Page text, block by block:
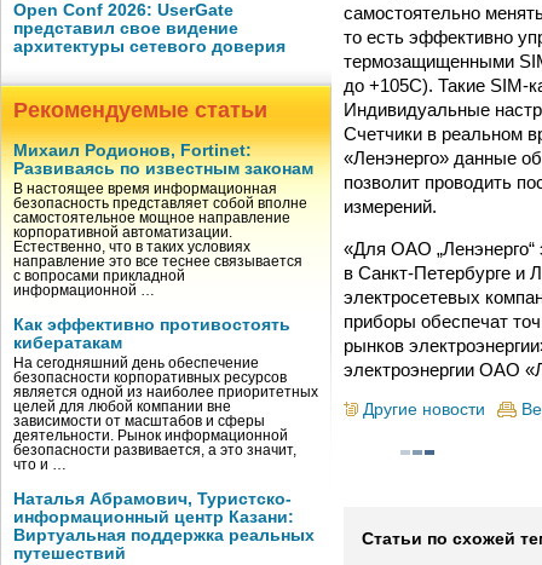
Open Conf 2026: UserGate
представил свое видение
архитектуры сетевого доверия
Рекомендуемые статьи
Михаил Родионов, Fortinet:
Развиваясь по известным законам
В настоящее время информационная
безопасность представляет собой вполне
самостоятельное мощное направление
корпоративной автоматизации.
Естественно, что в таких условиях
направление это все теснее связывается
с вопросами прикладной
информационной …
Как эффективно противостоять
кибератакам
На сегодняшний день обеспечение
безопасности корпоративных ресурсов
является одной из наиболее приоритетных
целей для любой компании вне
зависимости от масштабов и сферы
деятельности. Рынок информационной
безопасности развивается, а это значит,
что и …
Наталья Абрамович, Туристско-
информационный центр Казани:
Виртуальная поддержка реальных
путешествий
самостоятельно
то есть эффективно
термозащищенными
до +105С). Такие SIM-
Индивидуальные
Счетчики в реальном
«Ленэнерго» данные
позволит проводить
измерений.
«Для ОАО „Ленэнерго“
в Санкт-Петербурге и
электросетевых
приборы обеспечат
рынков
электроэнергии ОАО
Другие новости
Статьи по схожей